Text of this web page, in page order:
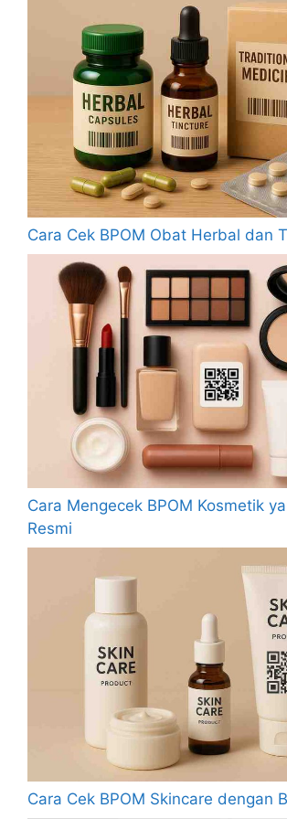
Cara Cek BPOM Obat Herbal dan
Cara Mengecek BPOM Kosmetik
Resmi
Cara Cek BPOM Skincare dengan